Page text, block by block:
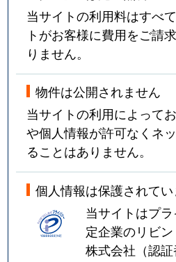
当サイトの利用料はすべ
トがお客様に費用をご請
りません。
物件は公開されません
当サイトの利用によって
や個人情報が許可なくネ
ることはありません。
個人情報は保護されて
当サイトはプ
定企業のリビ
株式会社（認証